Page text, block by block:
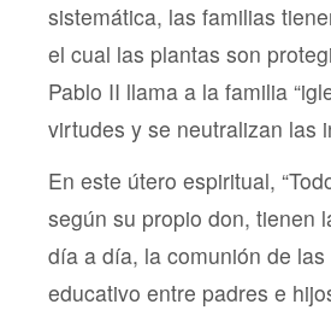
sistemática, las familias
el cual las plantas son
Pablo II llama a la familia
virtudes y se neutralizan las
En este útero espiritual,
según su propio don, tienen
día a día, la comunión de
educativo entre padres e